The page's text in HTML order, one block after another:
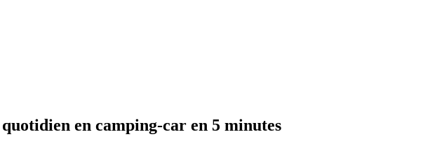
en camping-car en 5 minutes